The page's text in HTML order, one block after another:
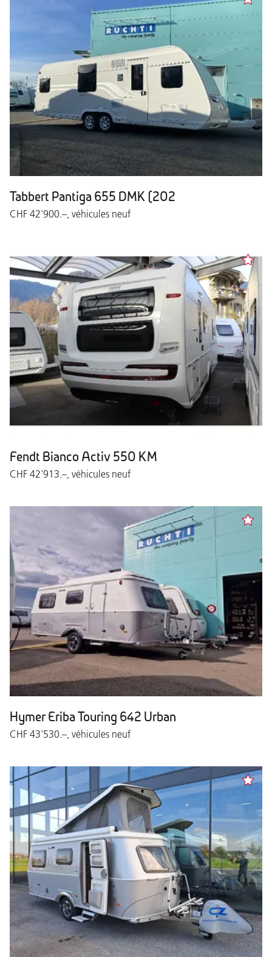
Tabbert Pantiga 655 DMK (202
CHF 42'900.–, véhicules neuf
Fendt Bianco Activ 550 KM
CHF 42'913.–, véhicules neuf
Hymer Eriba Touring 642 Urban
CHF 43'530.–, véhicules neuf